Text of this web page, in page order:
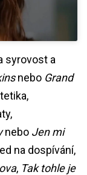
syrovost a
nebo Grand
nebo Jen mi
na dospívání,
, Tak tohle je